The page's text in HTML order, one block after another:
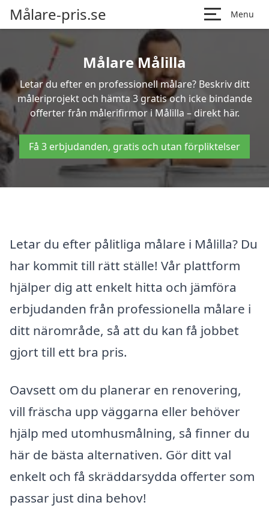
Målare-pris.se Menu
Målare Målilla
Letar du efter en professionell målare? Beskriv ditt
måleriprojekt och hämta 3 gratis och icke bindande
offerter från målerifirmor i Målilla – direkt här.
Få 3 erbjudanden, gratis och utan förpliktelser
Letar du efter pålitliga målare i Målilla? Du
har kommit till rätt ställe! Vår plattform
hjälper dig att enkelt hitta och jämföra
erbjudanden från professionella målare i
ditt närområde, så att du kan få jobbet
gjort till ett bra pris.
Oavsett om du planerar en renovering,
vill fräscha upp väggarna eller behöver
hjälp med utomhusmålning, så finner du
här de bästa alternativen. Gör ditt val
enkelt och få skräddarsydda offerter som
passar just dina behov!